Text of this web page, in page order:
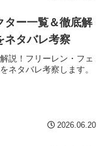
ター一覧＆徹底解
ネタバレ考察
説！フリーレン・フェ
ネタバレ考察します。
2026.06.20